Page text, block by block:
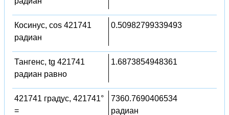
Косинус, cos 421741
радиан
0.50982799339493
Тангенс, tg 421741
радиан равно
1.6873854948361
421741 градус, 421741°
=
7360.7690406534
радиан